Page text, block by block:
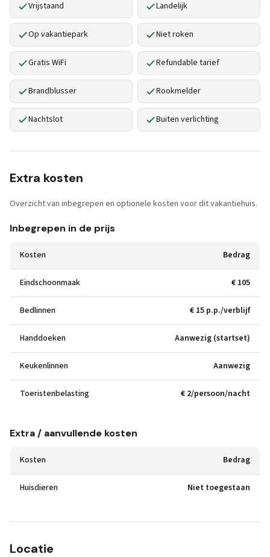
Vrijstaand Landelijk
Op vakantiepark Niet roken
Gratis WiFi Refundable tarief
Brandblusser Rookmelder
Nachtslot Buiten verlichting
Extra kosten
Overzicht van inbegrepen en optionele kosten voor dit vakantiehuis.
Inbegrepen in de prijs
Kosten Bedrag
Eindschoonmaak € 105
Bedlinnen € 15 p.p./verblijf
Handdoeken Aanwezig (startset)
Keukenlinnen Aanwezig
Toeristenbelasting € 2/persoon/nacht
Extra / aanvullende kosten
Kosten Bedrag
Huisdieren Niet toegestaan
Locatie